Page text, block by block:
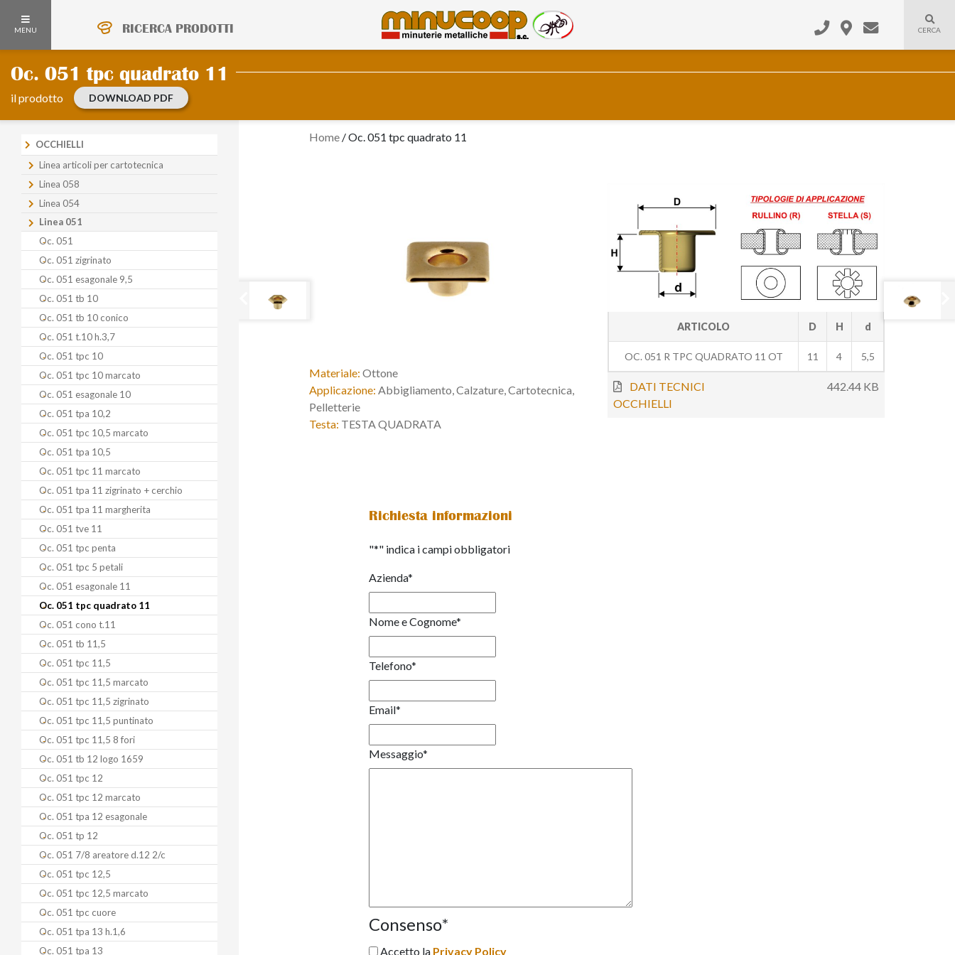
MENU RICERCA PRODOTTI CERCA
Oc. 051 tpc quadrato 11
il prodotto DOWNLOAD PDF
Home /Oc. 051 tpc quadrato 11
Materiale: Ottone
Applicazione: Abbigliamento, Calzature, Cartotecnica,
Pelletterie
Testa: TESTA QUADRATA
ARTICOLO D H d
OC. 051 R TPC QUADRATO 11 OT 11 4 5,5
DATI TECNICI
OCCHIELLI
442.44 KB
Richiesta informazioni
"*" indica i campi obbligatori
Azienda*
Nome e Cognome*
Telefono*
Email*
Messaggio*
Consenso*
Accetto la Privacy Policy
Oc. 051 tpc
quadrato 11
DOWNLOAD
PDF
OCCHIELLI
Linea articoli per cartotecnica
Linea 058
Linea 054
Linea 051
Oc. 051
Oc. 051 zigrinato
Oc. 051 esagonale 9,5
Oc. 051 tb 10
Oc. 051 tb 10 conico
Oc. 051 t.10 h.3,7
Oc. 051 tpc 10
Oc. 051 tpc 10 marcato
Oc. 051 esagonale 10
Oc. 051 tpa 10,2
Oc. 051 tpc 10,5 marcato
Oc. 051 tpa 10,5
Oc. 051 tpc 11 marcato
Oc. 051 tpa 11 zigrinato + cerchio
Oc. 051 tpa 11 margherita
Oc. 051 tve 11
Oc. 051 tpc penta
Oc. 051 tpc 5 petali
Oc. 051 esagonale 11
Oc. 051 tpc quadrato 11
Oc. 051 cono t.11
Oc. 051 tb 11,5
Oc. 051 tpc 11,5
Oc. 051 tpc 11,5 marcato
Oc. 051 tpc 11,5 zigrinato
Oc. 051 tpc 11,5 puntinato
Oc. 051 tpc 11,5 8 fori
Oc. 051 tb 12 logo 1659
Oc. 051 tpc 12
Oc. 051 tpc 12 marcato
Oc. 051 tpa 12 esagonale
Oc. 051 tp 12
Oc. 051 7/8 areatore d.12 2/c
Oc. 051 tpc 12,5
Oc. 051 tpc 12,5 marcato
Oc. 051 tpc cuore
Oc. 051 tpa 13 h.1,6
Oc. 051 tpa 13